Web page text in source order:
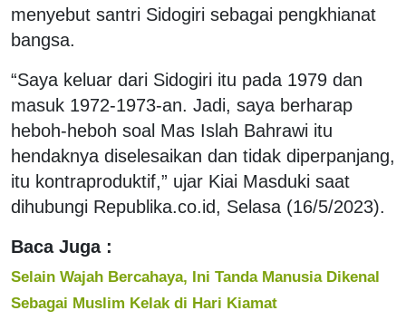
menyebut santri Sidogiri sebagai pengkhianat
bangsa.
“Saya keluar dari Sidogiri itu pada 1979 dan
masuk 1972-1973-an. Jadi, saya berharap
heboh-heboh soal Mas Islah Bahrawi itu
hendaknya diselesaikan dan tidak diperpanjang,
itu kontraproduktif,” ujar Kiai Masduki saat
dihubungi Republika.co.id, Selasa (16/5/2023).
Baca Juga :
Selain Wajah Bercahaya, Ini Tanda Manusia Dikenal
Sebagai Muslim Kelak di Hari Kiamat